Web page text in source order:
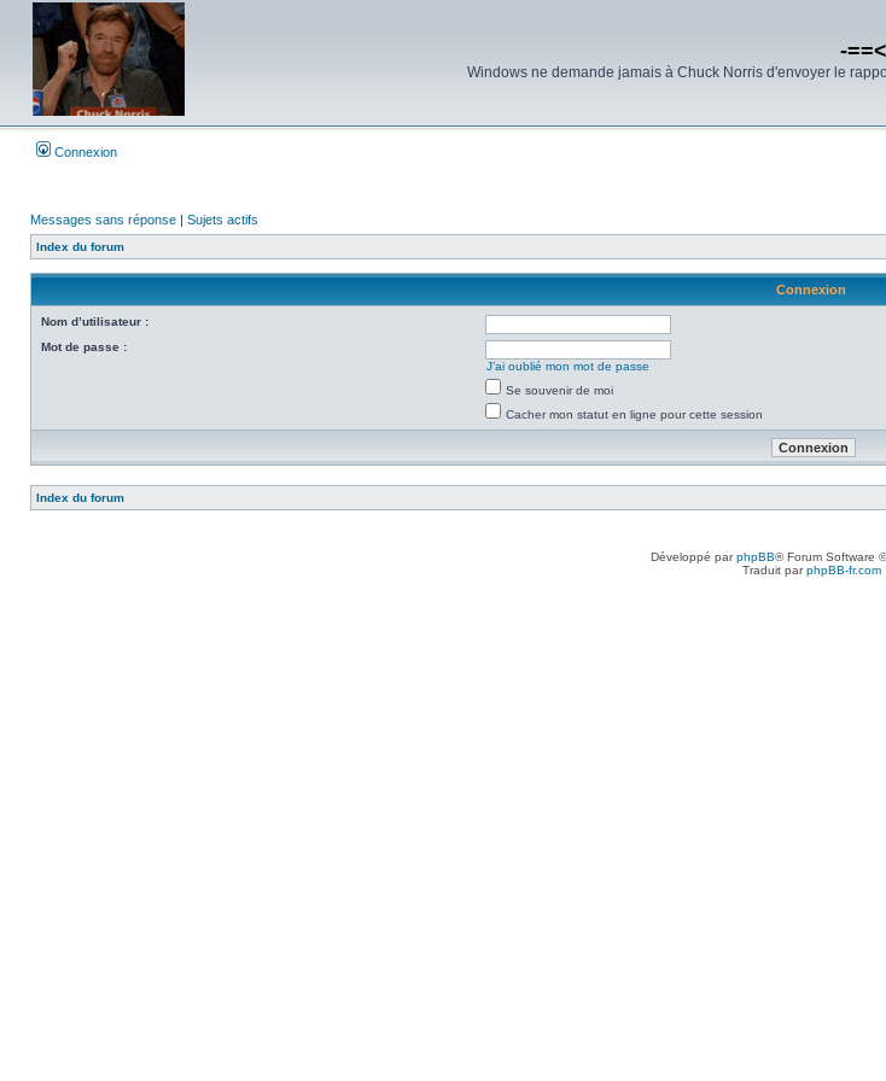
-
Windows ne demande jamais à Chuck Norris d'envoyer le
Connexion
Messages sans réponse | Sujets actifs
Index du forum
Connexion
Nom d’utilisateur :
Mot de passe :
J’ai oublié mon mot de passe
Se souvenir de moi
Cacher mon statut en ligne pour cette session
Index du forum
Développé parphpBB® Forum Software
Traduit parphpBB-fr.com